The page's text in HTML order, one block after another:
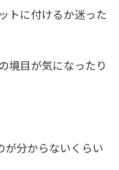
トに付けるか迷った
境目が気になったり
が分からないくらい